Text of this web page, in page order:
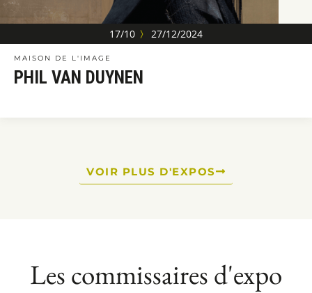
17/10 〉 27/12/2024
MAISON DE L'IMAGE
PHIL VAN DUYNEN
VOIR PLUS D'EXPOS
Les commissaires d'expo